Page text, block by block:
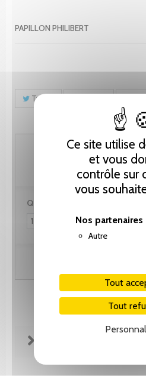
Ce site utilise
et vous
contrôle sur
vous
Nos partenaires
Autre
Tout
Tout
PAPILLON PHILIBERT
Tweet
287.30
Quantité :